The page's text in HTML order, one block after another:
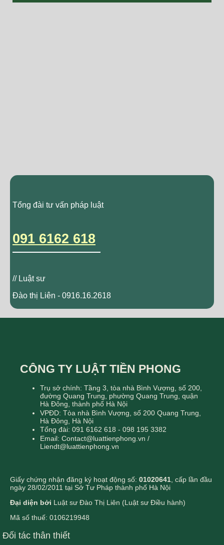
Tổng đài tư vấn pháp luật
091 6162 618
// Luật sư
Đào thị Liên - 0916.16.2618
CÔNG TY LUẬT TIỀN PHONG
Trụ sở chính: Tầng 3, tòa nhà Bình Vượng, số 200,
đường Quang Trung, phường Quang Trung, quận
Hà Đông, thành phố Hà Nội
VPĐD: Tòa nhà Bình Vượng, số 200 Quang Trung,
Hà Đông, Hà Nội
Tổng đài: 091 6162 618 - 098 195 3382
Email: Contact@luattienphong.vn /
Liendt@luattienphong.vn
Giấy chứng nhận đăng ký hoạt động số: 01020641 , cấp lần đầu
ngày 28/02/2011 tại Sở Tư Pháp thành phố Hà Nội
Đại diện bởi Luật sư Đào Thị Liên (Luật sư Điều hành)
Mã số thuế: 0106219948
Đối tác thân thiết